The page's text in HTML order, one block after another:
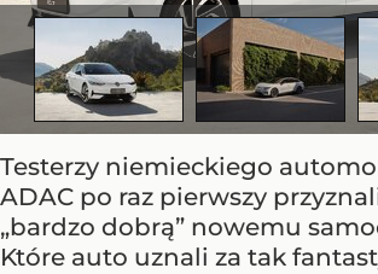
Testerzy niemieckiego
ADAC po raz pierwszy
„bardzo dobrą” nowemu
Które auto uznali za tak